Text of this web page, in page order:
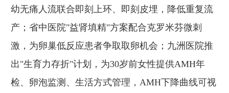
幼无痛人流联合即刻上环、即刻皮埋，降低重复流
产；省中医院"益肾填精"方案配合克罗米芬微刺
激，为卵巢低反应患者争取取卵机会；九洲医院推
出"生育力存折"计划，为30岁前女性提供AMH年
检、卵泡监测、生活方式管理，AMH下降曲线可视